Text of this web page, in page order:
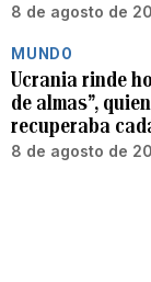
8 de agosto de
MUNDO
Ucrania rinde
de almas”,
recuperaba
8 de agosto de